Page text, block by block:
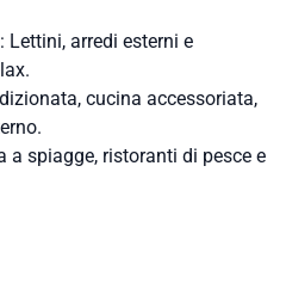
: Lettini, arredi esterni e
cucina accessoriata,
a spiagge, ristoranti di pesce e